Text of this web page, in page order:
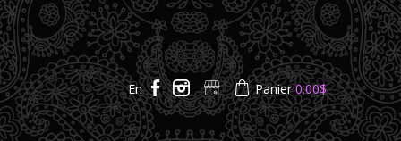
En Panier0.00$